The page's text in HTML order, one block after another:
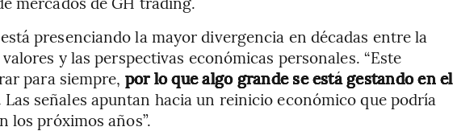
presenciando la mayor divergencia en décadas entre la
y las perspectivas económicas personales. “Este
para siempre, por lo que algo grande se está gestando en el
Las señales apuntan hacia un reinicio económico que podría
los próximos años”.